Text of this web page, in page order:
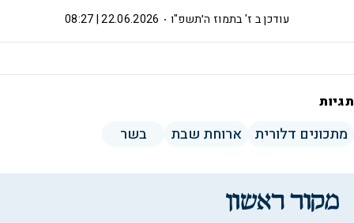
ז' בתמוז ה׳תשפ"ו 22.06.2026 | 08:27 עודכן ב
תגיות
מתכונים דלורית ארוחת שבת בשר